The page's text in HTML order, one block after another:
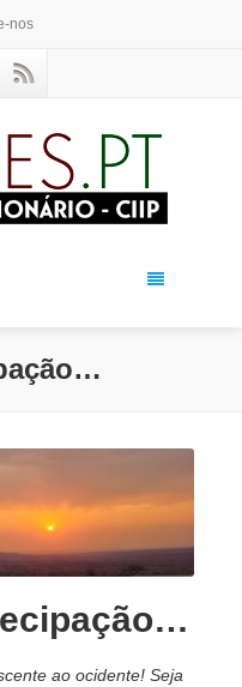
nos
ao ocidente! Seja